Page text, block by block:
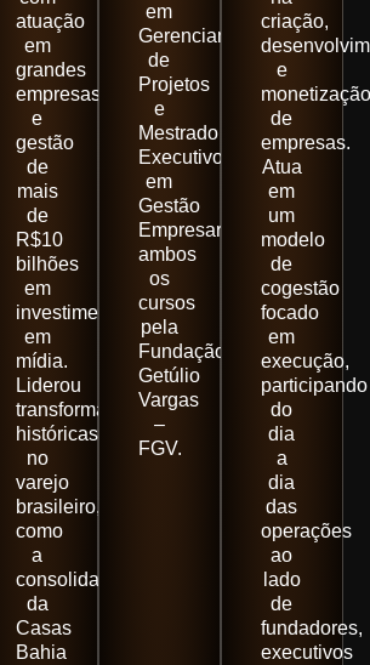
atuação
em
grandes
empresas
e
gestão
de
mais
de
R$10
bilhões
em
investimentos
em
mídia.
Liderou
transformações
históricas
no
varejo
brasileiro,
como
a
consolidação
da
Casas
Bahia
em
Gerenciamento
de
Projetos
e
Mestrado
Executivo
em
Gestão
Empresarial,
ambos
os
cursos
pela
Fundação
Getúlio
Vargas
–
FGV.
criação,
e
monetização
de
empresas.
Atua
em
um
modelo
de
cogestão
focado
em
execução,
participando
do
dia
a
dia
das
operações
ao
lado
de
fundadores,
executivos